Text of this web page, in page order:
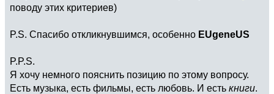
поводу этих критериев)
P.S. Спасибо откликнувшимся, особенно EUgeneUS
P.P.S.
Я хочу немного пояснить позицию по этому вопросу.
Есть музыка, есть фильмы, есть любовь. И есть книги.